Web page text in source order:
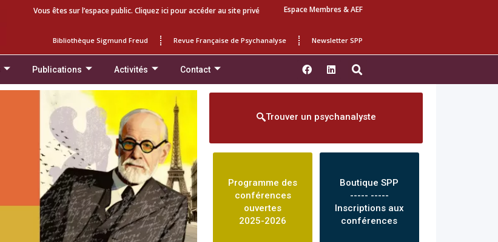
Vous êtes sur l’espace public. Cliquez ici pour accéder au site privé Espace Membres & AEF
Bibliothèque Sigmund Freud Revue Française de Psychanalyse Newsletter SPP
Publications Activités Contact
Trouver un psychanalyste
Programme des
conférences
ouvertes
2025-2026
Boutique SPP
----- -----
Inscriptions aux
conférences